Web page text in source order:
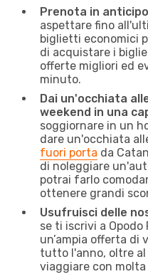
Prenota in
aspettare fino
biglietti economici
di acquistare i
offerte migliori ed
minuto.
Dai un'occhiata
weekend in una
soggiornare in un
dare un'occhiata
fuori porta da
di noleggiare
potrai farlo
ottenere grandi
Usufruisci delle
se ti iscrivi a Opodo
un’ampia offerta di
tutto l'anno, oltre
viaggiare con